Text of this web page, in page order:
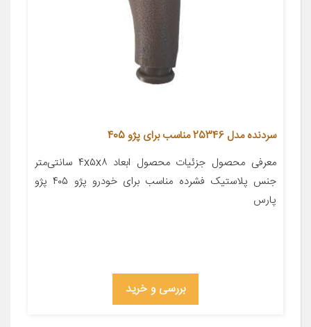
سردنده مدل 25346 مناسب برای پژو 405
معرفی محصول جزئیات محصول ابعاد ۴x۵x۸ سانتی‌متر
جنس پلاستیک فشرده مناسب برای خودرو پژو ۴۰۵ پژو
پارس
بررسی و خرید